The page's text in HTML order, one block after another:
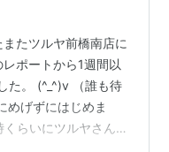
たツルヤ前橋南店に
ポートから1週間以
た。 (^_^)v （誰も待
めげずにはじめま
らいにツルヤさんに